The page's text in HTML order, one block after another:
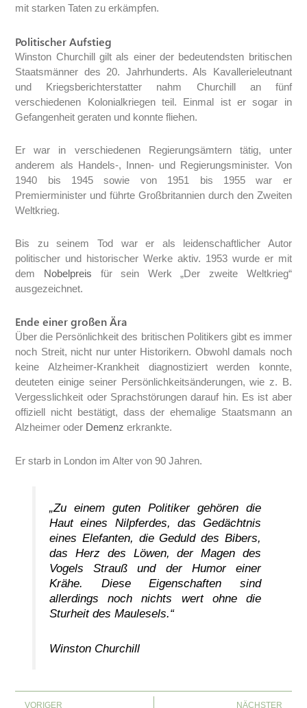
mit starken Taten zu erkämpfen.
Politischer Aufstieg
Winston Churchill gilt als einer der bedeutendsten britischen
Staatsmänner des 20. Jahrhunderts. Als Kavallerieleutnant
und Kriegsberichterstatter nahm Churchill an fünf
verschiedenen Kolonialkriegen teil. Einmal ist er sogar in
Gefangenheit geraten und konnte fliehen.
Er war in verschiedenen Regierungsämtern tätig, unter
anderem als Handels-, Innen- und Regierungsminister. Von
1940 bis 1945 sowie von 1951 bis 1955 war er
Premierminister und führte Großbritannien durch den Zweiten
Weltkrieg.
Bis zu seinem Tod war er als leidenschaftlicher Autor
politischer und historischer Werke aktiv. 1953 wurde er mit
dem Nobelpreis für sein Werk „Der zweite Weltkrieg“
ausgezeichnet.
Ende einer großen Ära
Über die Persönlichkeit des britischen Politikers gibt es immer
noch Streit, nicht nur unter Historikern. Obwohl damals noch
keine Alzheimer-Krankheit diagnostiziert werden konnte,
deuteten einige seiner Persönlichkeitsänderungen, wie z. B.
Vergesslichkeit oder Sprachstörungen darauf hin. Es ist aber
offiziell nicht bestätigt, dass der ehemalige Staatsmann an
Alzheimer oder Demenz erkrankte.
Er starb in London im Alter von 90 Jahren.
„Zu einem guten Politiker gehören die
Haut eines Nilpferdes, das Gedächtnis
eines Elefanten, die Geduld des Bibers,
das Herz des Löwen, der Magen des
Vogels Strauß und der Humor einer
Krähe. Diese Eigenschaften sind
allerdings noch nichts wert ohne die
Sturheit des Maulesels.“
Winston Churchill
Zurück
VORIGER NÄCHSTER